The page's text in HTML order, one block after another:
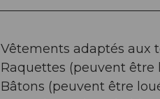
Vêtements adaptés aux
Raquettes (peuvent être
Bâtons (peuvent être